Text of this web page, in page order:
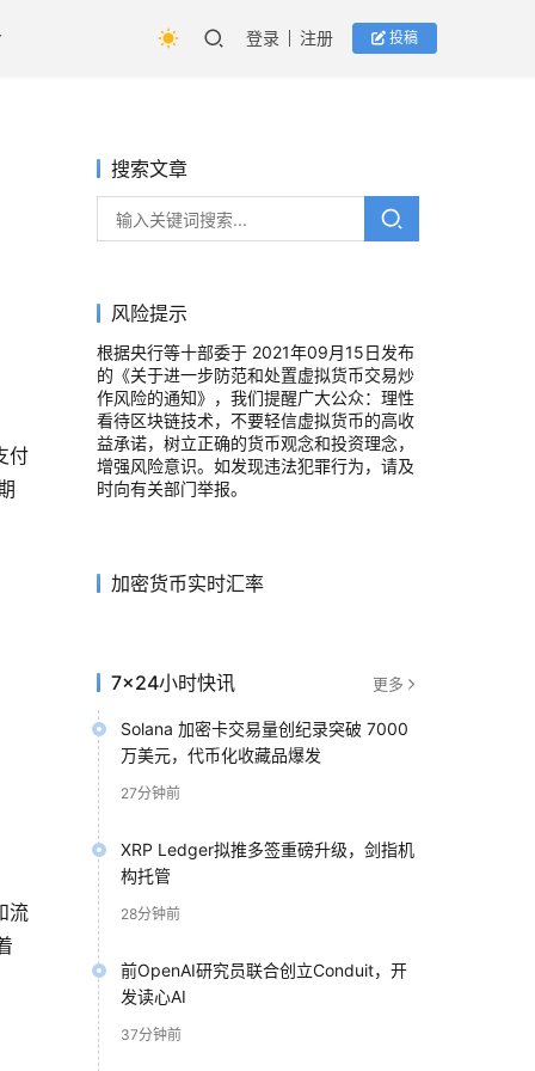
登录 注册 投稿
付
流
搜索文章
风险提示
根据央行等十部委于 2021年09月15日发布
的《关于进一步防范和处置虚拟货币交易炒
作风险的通知》，我们提醒广大公众：理性
看待区块链技术，不要轻信虚拟货币的高收
益承诺，树立正确的货币观念和投资理念，
增强风险意识。如发现违法犯罪行为，请及
时向有关部门举报。
加密货币实时汇率
7×24小时快讯 更多
Solana 加密卡交易量创纪录突破 7000
万美元，代币化收藏品爆发
27分钟前
XRP Ledger拟推多签重磅升级，剑指机
构托管
28分钟前
前OpenAI研究员联合创立Conduit，开
发读心AI
37分钟前